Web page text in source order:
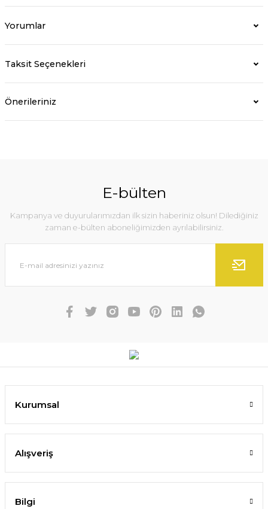
Yorumlar
Taksit Seçenekleri
Önerileriniz
E-bülten
Kampanya ve duyurularımızdan ilk sizin haberiniz olsun! Dilediğiniz
zaman e-bülten aboneliğimizden ayrılabilirsiniz.
Kurumsal
Alışveriş
Bilgi